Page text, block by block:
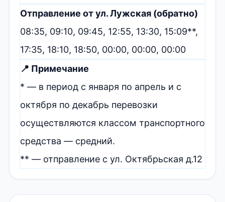
Отправление от ул. Лужская (обратно)
08:35, 09:10, 09:45, 12:55, 13:30, 15:09**,
17:35, 18:10, 18:50, 00:00, 00:00, 00:00
📍 Примечание
* — в период с января по апрель и с
октября по декабрь перевозки
осуществляются классом транспортного
средства — средний.
** — отправление с ул. Октябрьская д.12